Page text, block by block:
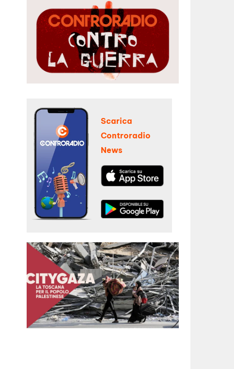
Scarica
Controradio
News